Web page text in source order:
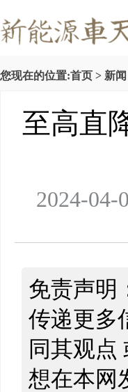
您现在的位置:首页 > 新闻
至高直
2024-
免责声明
传递更多
同其观点
想在本网